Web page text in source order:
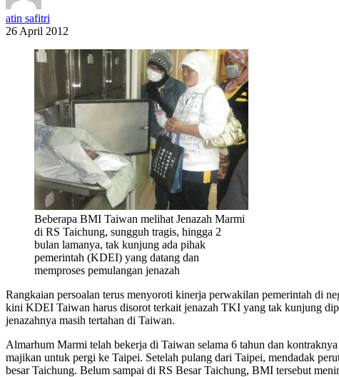
atin safitri
26 April 2012
Beberapa BMI Taiwan melihat Jenazah Marmi
di RS Taichung, sungguh tragis, hingga 2
bulan lamanya, tak kunjung ada pihak
pemerintah (KDEI) yang datang dan
memproses pemulangan jenazah
Rangkaian persoalan terus menyoroti kinerja perwakilan pemerintah di
kini KDEI Taiwan harus disorot terkait jenazah TKI yang tak kunjung
jenazahnya masih tertahan di Taiwan.
Almarhum Marmi telah bekerja di Taiwan selama 6 tahun dan
majikan untuk pergi ke Taipei. Setelah pulang dari Taipei, mendadak
besar Taichung. Belum sampai di RS Besar Taichung, BMI tersebut